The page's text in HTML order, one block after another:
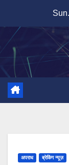
content
अपराध ब्रेकिंग न्यूज़